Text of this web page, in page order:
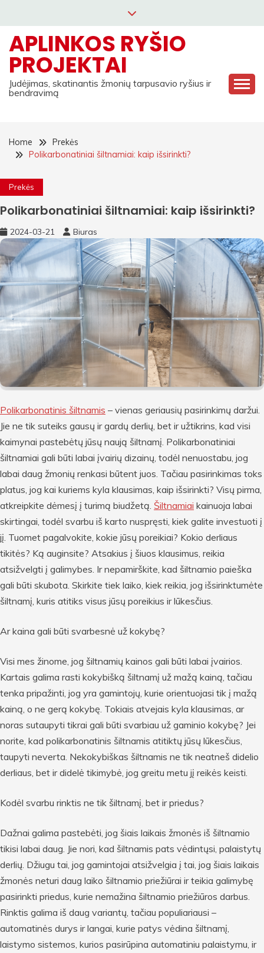
content
APLINKOS RYŠIO
PROJEKTAI
Judėjimas, skatinantis žmonių tarpusavio ryšius ir
bendravimą
Home
Prekės
Polikarbonatiniai šiltnamiai: kaip išsirinkti?
Prekės
Polikarbonatiniai šiltnamiai: kaip išsirinkti?
2024-03-21 Biuras
Polikarbonatinis šiltnamis – vienas geriausių pasirinkimų daržui.
Jie ne tik suteiks gausų ir gardų derlių, bet ir užtikrins, kad visi
kaimynai pastebėtų jūsų naują šiltnamį. Polikarbonatiniai
šiltnamiai gali būti labai įvairių dizainų, todėl nenuostabu, jog
labai daug žmonių renkasi būtent juos. Tačiau pasirinkimas toks
platus, jog kai kuriems kyla klausimas, kaip išsirinkti? Visų pirma,
atkreipkite dėmesį į turimą biudžetą. Šiltnamiai kainuoja labai
skirtingai, todėl svarbu iš karto nuspręsti, kiek galite investuoti į
jį. Tuomet pagalvokite, kokie jūsų poreikiai? Kokio derliaus
tikitės? Ką auginsite? Atsakius į šiuos klausimus, reikia
atsižvelgti į galimybes. Ir nepamirškite, kad šiltnamio paieška
gali būti skubota. Skirkite tiek laiko, kiek reikia, jog išsirinktumėte
šiltnamį, kuris atitiks visus jūsų poreikius ir lūkesčius.
Ar kaina gali būti svarbesnė už kokybę?
Visi mes žinome, jog šiltnamių kainos gali būti labai įvairios.
Kartais galima rasti kokybišką šiltnamį už mažą kainą, tačiau
tenka pripažinti, jog yra gamintojų, kurie orientuojasi tik į mažą
kainą, o ne gerą kokybę. Tokiais atvejais kyla klausimas, ar
noras sutaupyti tikrai gali būti svarbiau už gaminio kokybę? Jei
norite, kad polikarbonatinis šiltnamis atitiktų jūsų lūkesčius,
taupyti neverta. Nekokybiškas šiltnamis ne tik neatneš didelio
derliaus, bet ir didelė tikimybė, jog greitu metu jį reikės keisti.
Kodėl svarbu rinktis ne tik šiltnamį, bet ir priedus?
Dažnai galima pastebėti, jog šiais laikais žmonės iš šiltnamio
tikisi labai daug. Jie nori, kad šiltnamis pats vėdintųsi, palaistytų
derlių. Džiugu tai, jog gamintojai atsižvelgia į tai, jog šiais laikais
žmonės neturi daug laiko šiltnamio priežiūrai ir teikia galimybę
pasirinkti priedus, kurie nemažina šiltnamio priežiūros darbus.
Rinktis galima iš daug variantų, tačiau populiariausi –
automatinės durys ir langai, kurie patys vėdina šiltnamį,
laistymo sistemos, kurios pasirūpina automatiniu palaistymu, ir